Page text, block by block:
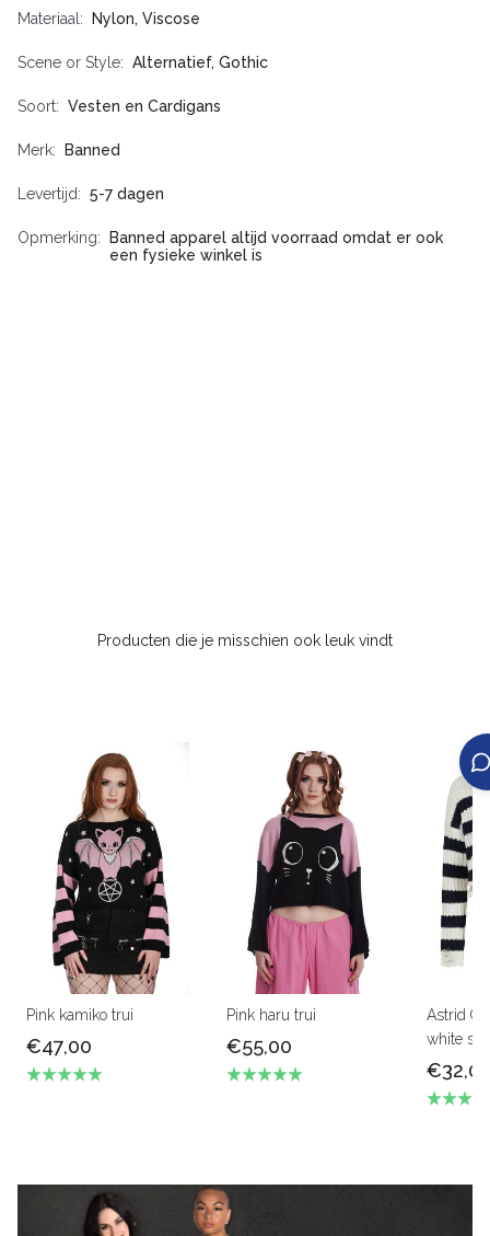
Materiaal Nylon, Viscose
Scene or Style Alternatief, Gothic
Soort Vesten en Cardigans
Merk Banned
Levertijd 5-7 dagen
Opmerking
Banned apparel altijd voorraad omdat er ook
een fysieke winkel is
Producten die je misschien ook leuk vindt
Pink kamiko trui
€47,00
Pink haru trui
€55,00
Astrid
white